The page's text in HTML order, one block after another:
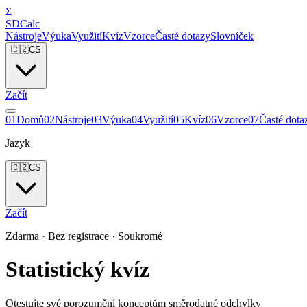
Σ
SDCalc
NástrojeVýukaVyužitíKvízVzorceČasté dotazySlovníček
🇨🇿CS
Začít
01Domů02Nástroje03Výuka04Využití05Kvíz06Vzorce07Časté
Jazyk
🇨🇿CS
Začít
Zdarma · Bez registrace · Soukromé
Statistický kvíz
Otestujte své porozumění konceptům směrodatné odchylky